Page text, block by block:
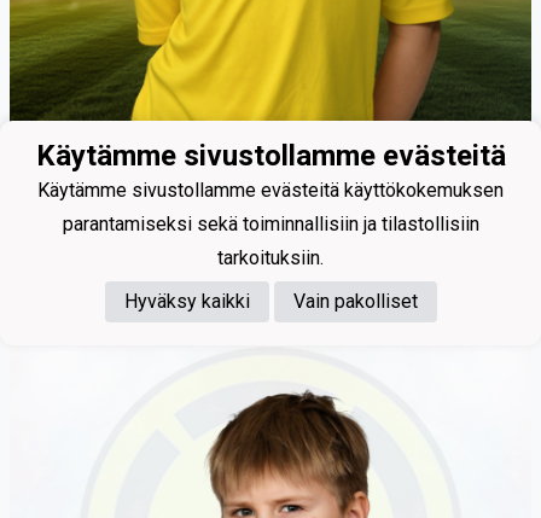
Käytämme sivustollamme evästeitä
Käytämme sivustollamme evästeitä käyttökokemuksen
parantamiseksi sekä toiminnallisiin ja tilastollisiin
tarkoituksiin.
Hyväksy kaikki
Vain pakolliset